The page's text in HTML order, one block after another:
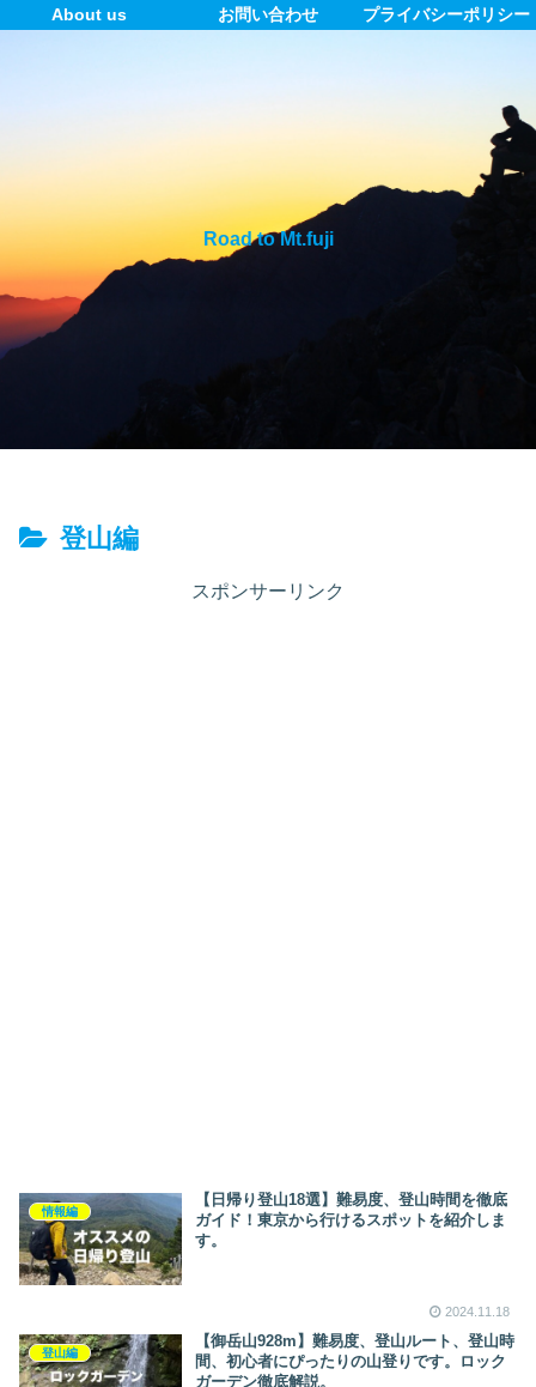
Road to Mt.fuji
About us お問い合わせ プライバシーポリシー
登山編
スポンサーリンク
情報編
【日帰り登山18選】難易度、登山時間を徹底
ガイド！東京から行けるスポットを紹介しま
す。
2024.11.18
登山編
【御岳山928m】難易度、登山ルート、登山時
間、初心者にぴったりの山登りです。ロック
ガーデン徹底解説。